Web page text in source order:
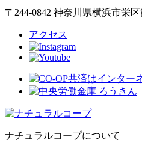
〒244-0842 神奈川県横浜市栄区
アクセス
ナチュラルコープについて